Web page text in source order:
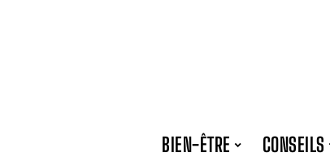
BIEN-ÊTRE CONSEILS